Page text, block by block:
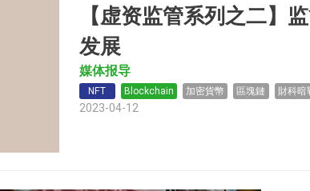
【虚资监管系列之二】
发展
媒体报导
2023-04-12
NFT Blockchain 加密貨幣 區塊鏈 財科暗